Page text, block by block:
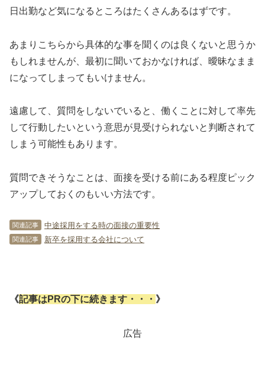
日出勤など気になるところはたくさんあるはずです。
あまりこちらから具体的な事を聞くのは良くないと思うか
もしれませんが、最初に聞いておかなければ、曖昧なまま
になってしまってもいけません。
遠慮して、質問をしないでいると、働くことに対して率先
して行動したいという意思が見受けられないと判断されて
しまう可能性もあります。
質問できそうなことは、面接を受ける前にある程度ピック
アップしておくのもいい方法です。
関連記事 中途採用をする時の面接の重要性
関連記事 新卒を採用する会社について
《記事はPRの下に続きます・・・ 》
広告